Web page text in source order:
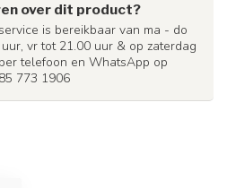
over dit product?
is bereikbaar van ma - do
vr tot 21.00 uur & op zaterdag
telefoon en WhatsApp op
773 1906